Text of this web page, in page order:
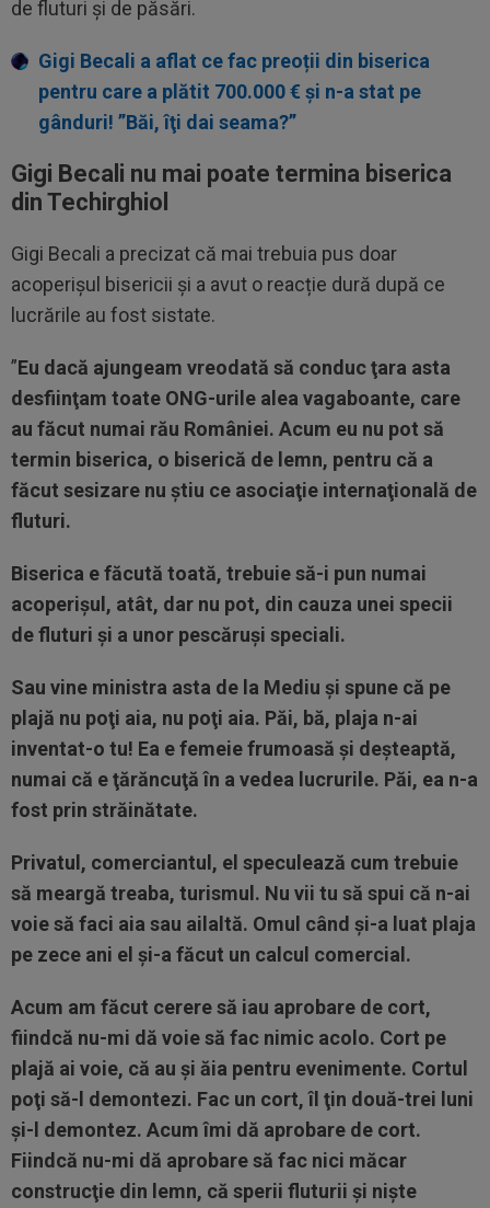
de fluturi și de păsări.
Gigi Becali a aflat ce fac preoții din biserica
pentru care a plătit 700.000 € și n-a stat pe
gânduri! ”Băi, îţi dai seama?”
Gigi Becali nu mai poate termina biserica
din Techirghiol
Gigi Becali a precizat că mai trebuia pus doar
acoperișul bisericii și a avut o reacție dură după ce
lucrările au fost sistate.
”Eu dacă ajungeam vreodată să conduc ţara asta
desfiinţam toate ONG-urile alea vagaboante, care
au făcut numai rău României. Acum eu nu pot să
termin biserica, o biserică de lemn, pentru că a
făcut sesizare nu ştiu ce asociaţie internaţională de
fluturi.
Biserica e făcută toată, trebuie să-i pun numai
acoperişul, atât, dar nu pot, din cauza unei specii
de fluturi şi a unor pescăruşi speciali.
Sau vine ministra asta de la Mediu şi spune că pe
plajă nu poţi aia, nu poţi aia. Păi, bă, plaja n-ai
inventat-o tu! Ea e femeie frumoasă şi deşteaptă,
numai că e ţărăncuţă în a vedea lucrurile. Păi, ea n-a
fost prin străinătate.
Privatul, comerciantul, el speculează cum trebuie
să meargă treaba, turismul. Nu vii tu să spui că n-ai
voie să faci aia sau ailaltă. Omul când şi-a luat plaja
pe zece ani el şi-a făcut un calcul comercial.
Acum am făcut cerere să iau aprobare de cort,
fiindcă nu-mi dă voie să fac nimic acolo. Cort pe
plajă ai voie, că au şi ăia pentru evenimente. Cortul
poţi să-l demontezi. Fac un cort, îl ţin două-trei luni
şi-l demontez. Acum îmi dă aprobare de cort.
Fiindcă nu-mi dă aprobare să fac nici măcar
construcţie din lemn, că sperii fluturii şi nişte